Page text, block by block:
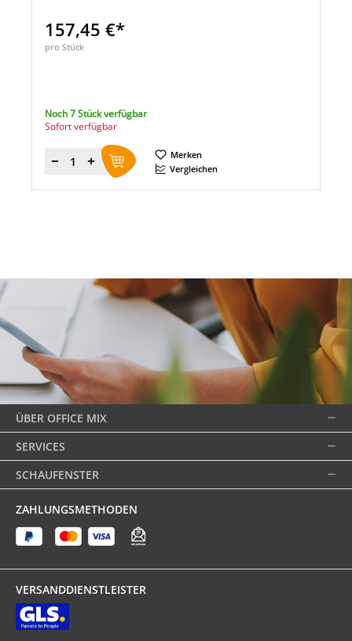
157,45 €*
pro Stück
Noch 7 Stück verfügbar
Sofort verfügbar
Menge
Merken
Vergleichen
ÜBER OFFICE MIX
SERVICES
SCHAUFENSTER
ZAHLUNGSMETHODEN
VERSANDDIENSTLEISTER